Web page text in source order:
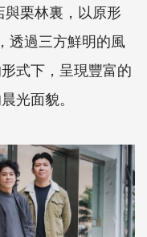
栗林裏，以原形
透過三方鮮明的風
式下，呈現豐富的
光面貌。